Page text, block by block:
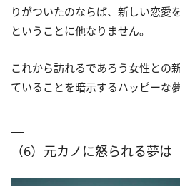
りがついたのならば、新しい恋愛
ということに他なりません。
これから訪れるであろう女性との
ていることを暗示するハッピーな夢
（6）元カノに怒られる夢は